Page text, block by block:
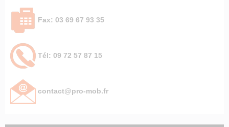
Fax: 03 69 67 93 35
Tél: 09 72 57 87 15
contact@pro-mob.fr